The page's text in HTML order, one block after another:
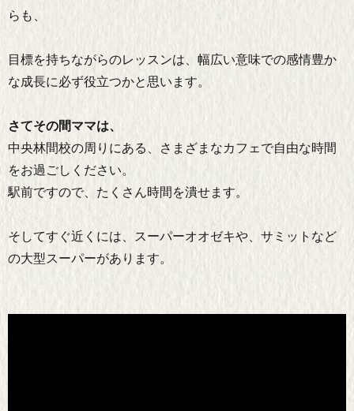
らも、
目標を持ちながらのレッスンは、幅広い意味での感情豊か
な成長に必ず役立つかと思います。
さてその間ママは、
中央林間校の周りにある、さまざまなカフェで自由な時間
をお過ごしください。
駅前ですので、たくさん時間を潰せます。
そしてすぐ近くには、スーパーオオゼキや、サミットなど
の大型スーパーがあります。